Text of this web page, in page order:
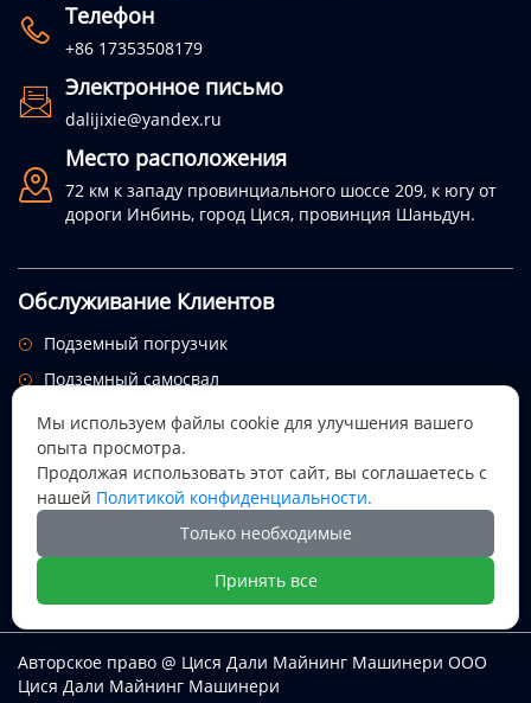
 Телефон
+86 17353508179
 Электронное письмо
dalijixie@yandex.ru

Место расположения
72 км к западу провинциального шоссе 209, к югу от
дороги Инбинь, город Цися, провинция Шаньдун.
Обслуживание Клиентов
 Подземный погрузчик
 Подземный самосвал
Служебный автомобиль
Подписаться на рассылку
Посмотрим, откуда придет этот праздник.

Авторское право @ Цися Дали Майнинг Машинери ООО
Цися Дали Майнинг Машинери
Мы используем файлы cookie для улучшения вашего
опыта просмотра.
Продолжая использовать этот сайт, вы соглашаетесь с
нашей Политикой конфиденциальности.
Только необходимые
Принять все